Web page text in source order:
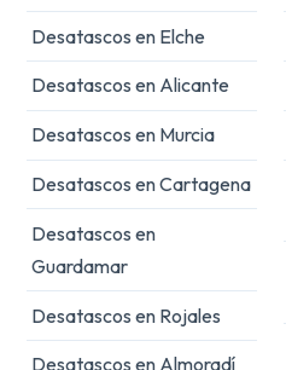
Desatascos en Elche
Desatascos en Alicante
Desatascos en Murcia
Desatascos en Cartagena
Desatascos en
Guardamar
Desatascos en Rojales
Desatascos en Almoradí